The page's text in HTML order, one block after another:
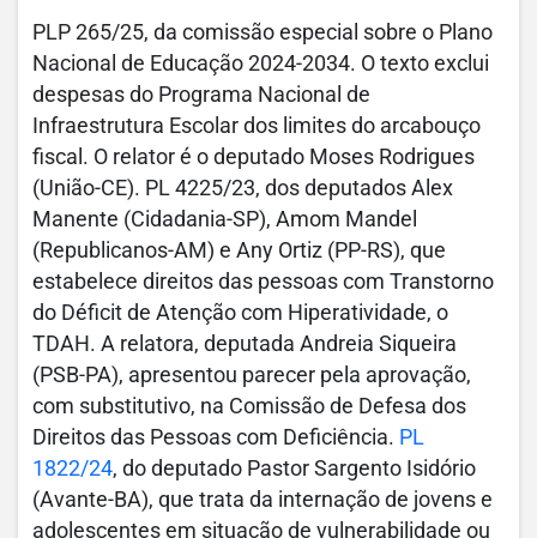
PLP 265/25, da comissão especial sobre o Plano
Nacional de Educação 2024-2034. O texto exclui
despesas do Programa Nacional de
Infraestrutura Escolar dos limites do arcabouço
fiscal. O relator é o deputado Moses Rodrigues
(União-CE). PL 4225/23, dos deputados Alex
Manente (Cidadania-SP), Amom Mandel
(Republicanos-AM) e Any Ortiz (PP-RS), que
estabelece direitos das pessoas com Transtorno
do Déficit de Atenção com Hiperatividade, o
TDAH. A relatora, deputada Andreia Siqueira
(PSB-PA), apresentou parecer pela aprovação,
com substitutivo, na Comissão de Defesa dos
Direitos das Pessoas com Deficiência. PL
1822/24, do deputado Pastor Sargento Isidório
(Avante-BA), que trata da internação de jovens e
adolescentes em situação de vulnerabilidade ou